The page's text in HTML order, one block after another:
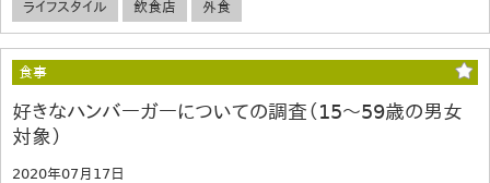
ライフスタイル 飲食店 外食
食事
好きなハンバーガーについての調査（15～59歳の男女
対象）
2020年07月17日